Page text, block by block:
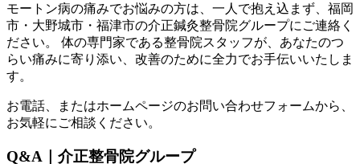
モートン病の痛みでお悩みの方は、一人で抱え込まず、福岡
市・大野城市・福津市の介正鍼灸整骨院グループにご連絡く
ださい。 体の専門家である整骨院スタッフが、あなたのつ
らい痛みに寄り添い、改善のために全力でお手伝いいたしま
す。
お電話、またはホームページのお問い合わせフォームから、
お気軽にご相談ください。
Q&A｜介正整骨院グループ